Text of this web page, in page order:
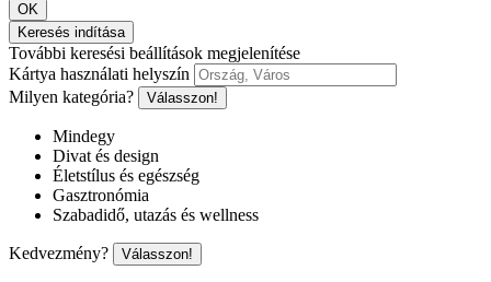
OK
Keresés indítása
További keresési beállítások megjelenítése
Kártya használati helyszín
Milyen kategória?
Válasszon!
Mindegy
Divat és design
Életstílus és egészség
Gasztronómia
Szabadidő, utazás és wellness
Kedvezmény? Válasszon!